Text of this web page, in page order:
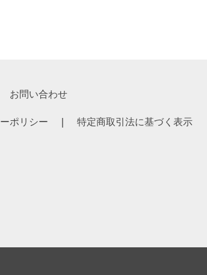
お問い合わせ
ポリシー 特定商取引法に基づく表示